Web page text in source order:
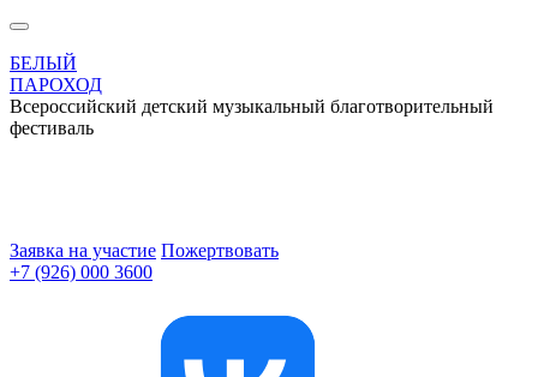
БЕЛЫЙ
ПАРОХОД
Всероссийский детский музыкальный благотворительный
фестиваль
Заявка на участие Пожертвовать
+7 (926) 000 3600